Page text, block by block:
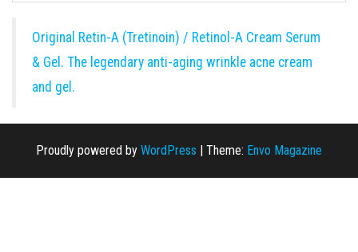
Original Retin-A (Tretinoin) / Retinol-A Cream Serum
& Gel. The legendary anti-aging wrinkle acne cream
and gel.
Proudly powered by WordPress | Theme: Envo Magazine